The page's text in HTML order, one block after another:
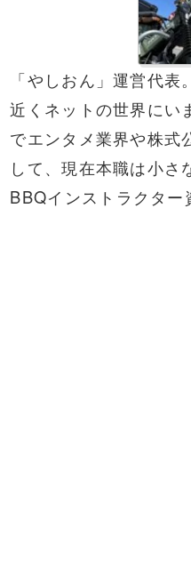
「やしおん」運営代
近くネットの世界にい
でエンタメ業界や株式
して、現在本職は小さ
BBQインストラクター